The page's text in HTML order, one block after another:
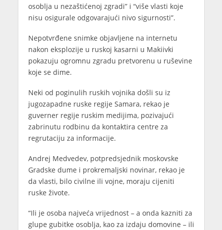
osoblja u nezaštićenoj zgradi” i “više vlasti koje
nisu osigurale odgovarajući nivo sigurnosti”.
Nepotvrđene snimke objavljene na internetu
nakon eksplozije u ruskoj kasarni u Makiivki
pokazuju ogromnu zgradu pretvorenu u ruševine
koje se dime.
Neki od poginulih ruskih vojnika došli su iz
jugozapadne ruske regije Samara, rekao je
guverner regije ruskim medijima, pozivajući
zabrinutu rodbinu da kontaktira centre za
regrutaciju za informacije.
Andrej Medvedev, potpredsjednik moskovske
Gradske dume i prokremaljski novinar, rekao je
da vlasti, bilo civilne ili vojne, moraju cijeniti
ruske živote.
“Ili je osoba najveća vrijednost – a onda kazniti za
glupe gubitke osoblja, kao za izdaju domovine – ili